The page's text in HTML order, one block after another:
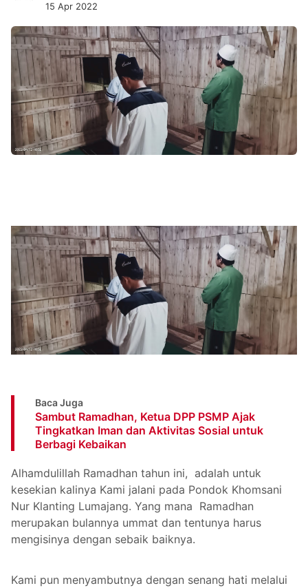
15 Apr 2022
Baca Juga
Sambut Ramadhan, Ketua DPP PSMP Ajak
Tingkatkan Iman dan Aktivitas Sosial untuk
Berbagi Kebaikan
Alhamdulillah Ramadhan tahun ini, adalah untuk
kesekian kalinya Kami jalani pada Pondok Khomsani
Nur Klanting Lumajang. Yang mana Ramadhan
merupakan bulannya ummat dan tentunya harus
mengisinya dengan sebaik baiknya.
Kami pun menyambutnya dengan senang hati melalui